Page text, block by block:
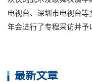
电视台、深圳市电视台
年会进行了专程采访并予
最新文章